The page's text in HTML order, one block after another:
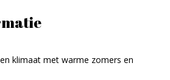
klimaat met warme zomers en